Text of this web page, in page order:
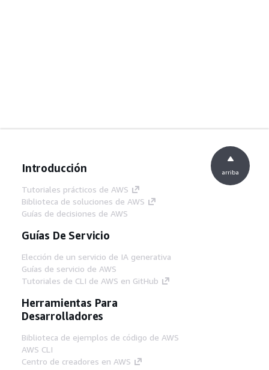
Introducción
Tutoriales prácticos de AWS
Biblioteca de soluciones de AWS
Guías de decisiones de AWS
Guías De Servicio
Elección de un servicio de IA generativa
Guías de servicio de AWS
Tutoriales de CLI de AWS en GitHub
Herramientas Para
Desarrolladores
Biblioteca de ejemplos de código de AWS
AWS CLI
Centro de creadores en AWS
arriba